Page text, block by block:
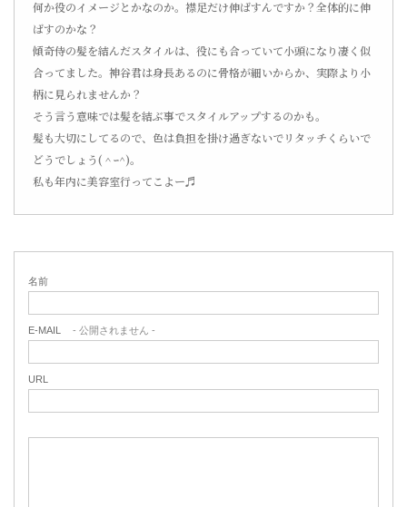
何か役のイメージとかなのか。襟足だけ伸ばすんですか？全体的に伸
ばすのかな？
傾奇侍の髪を結んだスタイルは、役にも合っていて小頭になり凄く似
合ってました。神谷君は身長あるのに骨格が細いからか、実際より小
柄に見られませんか？
そう言う意味では髪を結ぶ事でスタイルアップするのかも。
髪も大切にしてるので、色は負担を掛け過ぎないでリタッチくらいで
どうでしょう(＾ｰ^)。
私も年内に美容室行ってこよー♬
名前
E-MAIL - 公開されません -
URL